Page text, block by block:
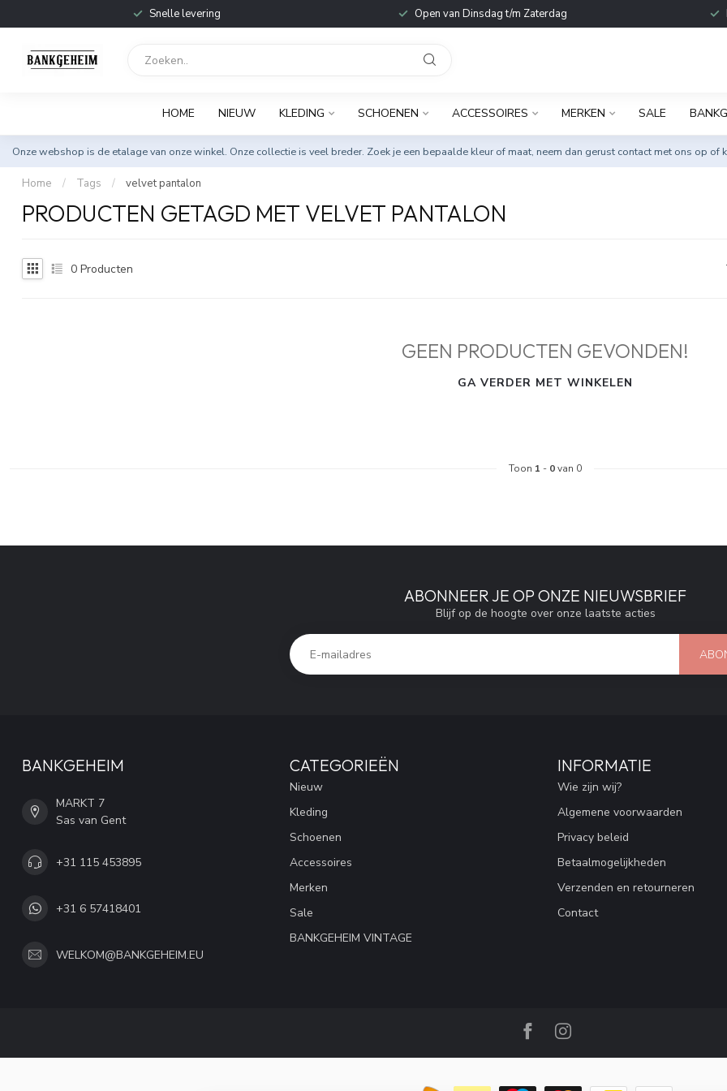
Snelle levering Open van Dinsdag t/m Zaterdag
HOME NIEUW KLEDING SCHOENEN ACCESSOIRES MERKEN SALE
Onze webshop is de etalage van onze winkel. Onze collectie is veel breder. Zoek je een bepaalde kleur of maat, neem dan gerust contact met ons op of
Home / Tags / velvet pantalon
PRODUCTEN GETAGD MET VELVET PANTALON
0 Producten
GEEN PRODUCTEN GEVONDEN!
GA VERDER MET WINKELEN
Toon 1 - 0van 0
ABONNEER JE OP ONZE NIEUWSBRIEF
Blijf op de hoogte over onze laatste acties
BANKGEHEIM
MARKT 7
Sas van Gent
+31 115 453895
+31 6 57418401
WELKOM@BANKGEHEIM.EU
CATEGORIEËN
Nieuw
Kleding
Schoenen
Accessoires
Merken
Sale
BANKGEHEIM VINTAGE
INFORMATIE
Wie zijn wij?
Algemene voorwaarden
Privacy beleid
Betaalmogelijkheden
Verzenden en retourneren
Contact